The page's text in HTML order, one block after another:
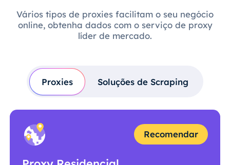
Vários tipos de proxies facilitam o seu negócio
online, obtenha dados com o serviço de proxy
líder de mercado.
Proxies Soluções de Scraping
Recomendar